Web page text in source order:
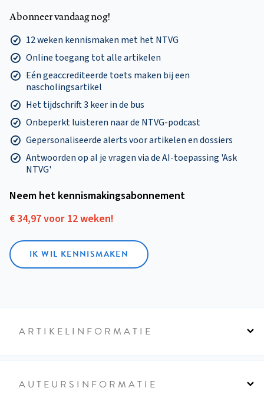
Abonneer vandaag nog!
12 weken kennismaken met het NTVG
Online toegang tot alle artikelen
Eén geaccrediteerde toets maken bij een
nascholingsartikel
Het tijdschrift 3 keer in de bus
Onbeperkt luisteren naar de NTVG-podcast
Gepersonaliseerde alerts voor artikelen en dossiers
Antwoorden op al je vragen via de AI-toepassing 'Ask
NTVG'
Neem het kennismakings­abonnement
€ 34,97 voor 12 weken!
IK WIL KENNISMAKEN
ARTIKELINFORMATIE
AUTEURSINFORMATIE